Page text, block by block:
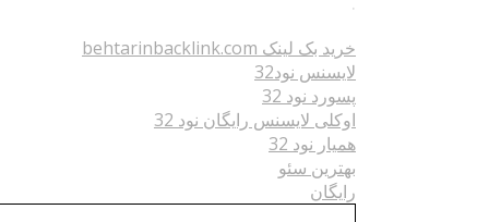
خرید بک لینک behtarinbacklink.com
لایسنس نود32
پسورد نود 32
اوکلی لایسنس رایگان نود 32
همیار نود 32
بهترین سئو
رایگان